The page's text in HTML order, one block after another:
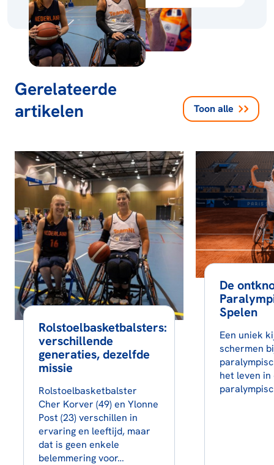
Gerelateerde
artikelen
Toon alle
Rolstoelbasketbalsters:
verschillende
generaties, dezelfde
missie
Rolstoelbasketbalster
Cher Korver (49) en Ylonne
Post (23) verschillen in
ervaring en leeftijd, maar
dat is geen enkele
belemmering voor…
De
Spelen
Een uniek
schermen
het leven